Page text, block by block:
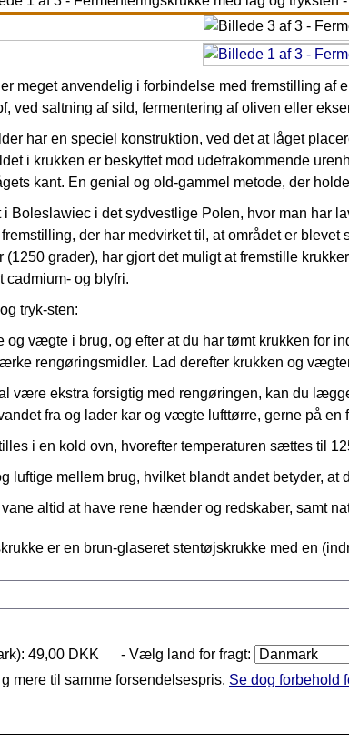
meget anvendelig i forbindelse med fremstilling
ved saltning af sild, fermentering af oliven eller
har en speciel konstruktion, ved det at låget
i krukken er beskyttet mod udefrakommende
kant. En genial og old-gammel metode, der
i Boleslawiec i det sydvestlige Polen, hvor man har
der har medvirket til, at området er
grader), har gjort det muligt at fremstille
cadmium- og blyfri.
tryk-sten:
og vægte i brug, og efter at du har tømt krukken
rengøringsmidler. Lad derefter krukken og
være ekstra forsigtig med rengøringen, kan du
fra og lader kar og vægte lufttørre, gerne på
i en kold ovn, hvorefter temperaturen sættes til
luftige mellem brug, hvilket blandt andet betyder, at
altid at have rene hænder og redskaber, samt
er en brun-glaseret stentøjskrukke med en
49,00 DKK
- Vælg land for fragt:
mere til samme forsendelsespris. Se dog forbehold